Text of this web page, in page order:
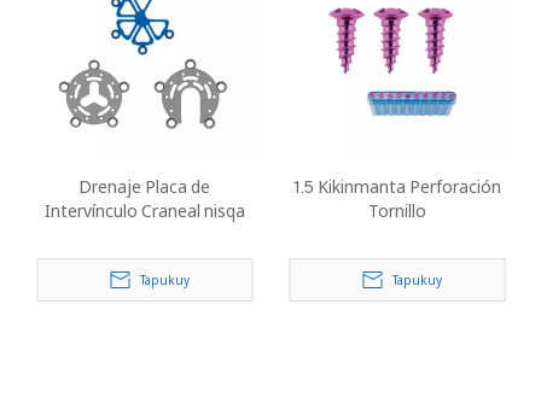
Drenaje Placa de
Intervínculo Craneal nisqa
Tapukuy
1.5 Kikinmanta Perforación
Tornillo
Tapukuy